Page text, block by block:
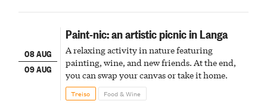
08 AUG
09 AUG
Paint-nic: an artistic picnic in Langa
A relaxing activity in nature featuring
painting, wine, and new friends. At the end,
you can swap your canvas or take it home.
Treiso Food & Wine